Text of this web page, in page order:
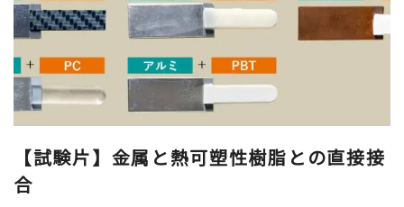
樹脂から探す
CFRTP(熱可塑性CFRP)
【試験片】金属と熱可塑性樹脂との直接接
合